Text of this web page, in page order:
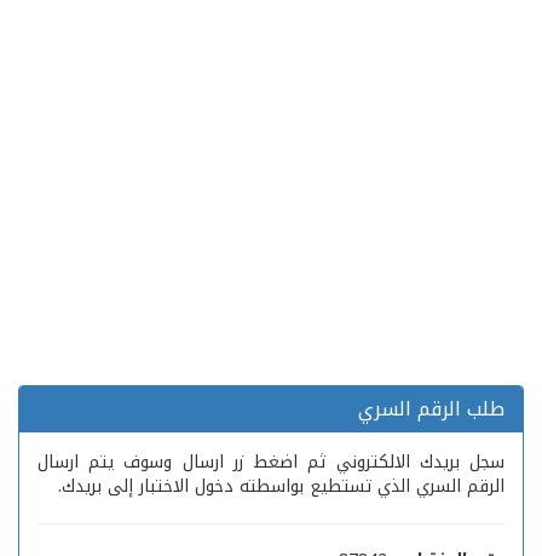
طلب الرقم السري
سجل بريدك الالكتروني ثم اضغط زر ارسال وسوف يتم ارسال
الرقم السري الذي تستطيع بواسطته دخول الاختبار إلى بريدك.